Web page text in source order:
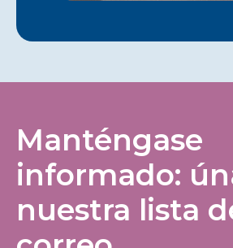
Manténgase
informado:
nuestra lista